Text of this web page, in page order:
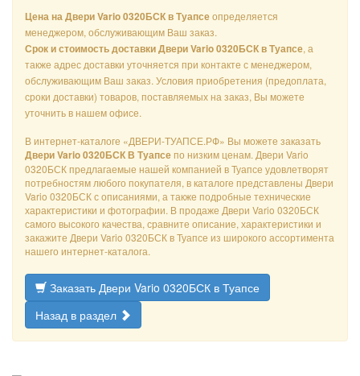
Цена на Двери Vario 0320БСК в Туапсеопределяется
менеджером, обслуживающим Ваш заказ.
Срок и стоимость доставки Двери Vario 0320БСК в Туапсе, а
также адрес доставки уточняется при контакте с менеджером,
обслуживающим Ваш заказ. Условия приобретения (предоплата,
сроки доставки) товаров, поставляемых на заказ, Вы можете
уточнить в нашем офисе.
В интернет-каталоге «ДВЕРИ-ТУАПСЕ.РФ» Вы можете заказать
Двери Vario 0320БСК В Туапсепо низким ценам. Двери Vario
0320БСК предлагаемые нашей компанией в Туапсе удовлетворят
потребностям любого покупателя, в каталоге представлены Двери
Vario 0320БСК с описаниями, а также подробные технические
характеристики и фотографии. В продаже Двери Vario 0320БСК
самого высокого качества, сравните описание, характеристики и
закажите Двери Vario 0320БСК в Туапсе из широкого ассортимента
нашего интернет-каталога.
Заказать Двери Vario 0320БСК в Туапсе
Назад в раздел